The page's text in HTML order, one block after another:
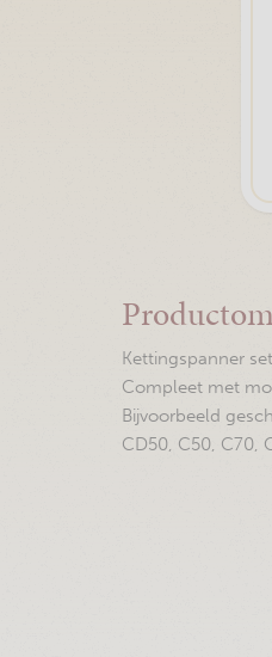
Kettingspanner
Compleet met
Bijvoorbeeld
CD50, C50, C70,